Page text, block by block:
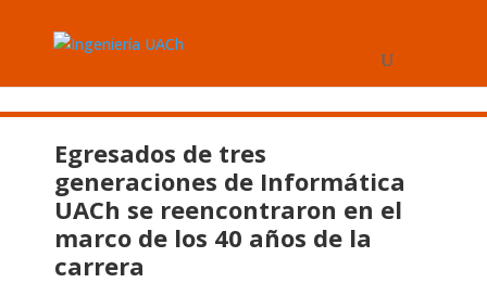
Egresados de tres
generaciones de Informática
UACh se reencontraron en el
marco de los 40 años de la
carrera